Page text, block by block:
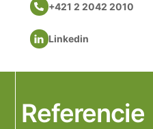
+421 2 2042 2010
Linkedin
Referencie